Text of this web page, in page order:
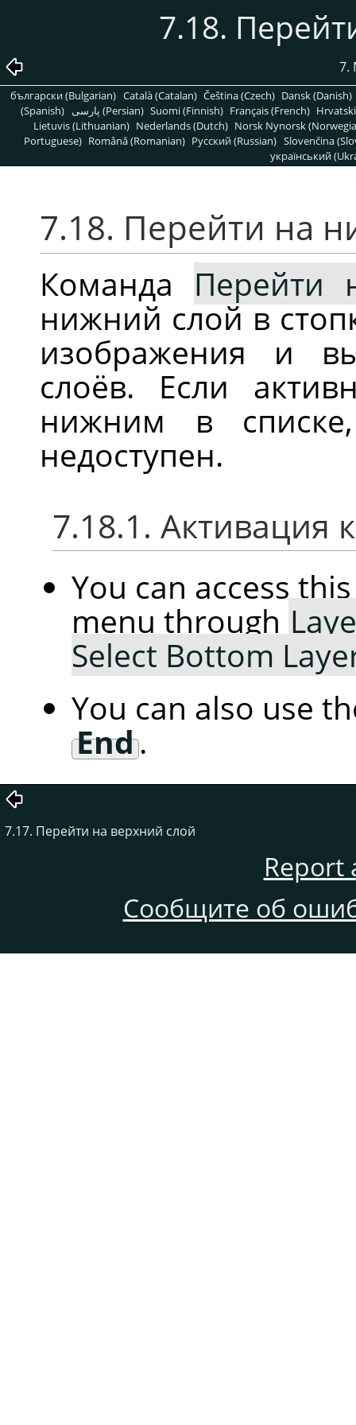
7.18.
7.
български (Bulgarian) Català (Catalan) Čeština (Czech) Dansk (Danish)
(Spanish)
پارسی (Persian) Suomi (Finnish) Français (French)
Lietuvis (Lithuanian) Nederlands (Dutch) Norsk Nynorsk
Portuguese) Română (Romanian) Pусский (Russian) Slovenčina
український
7.18. Перейти на
Команда Перейти
нижний слой в
изображения и
слоёв. Если
нижним в
недоступен.
7.18.1. Активация
You can access
menu through
Select Bottom
You can also use
End.
7.17. Перейти на верхний слой
Report
Сообщите об